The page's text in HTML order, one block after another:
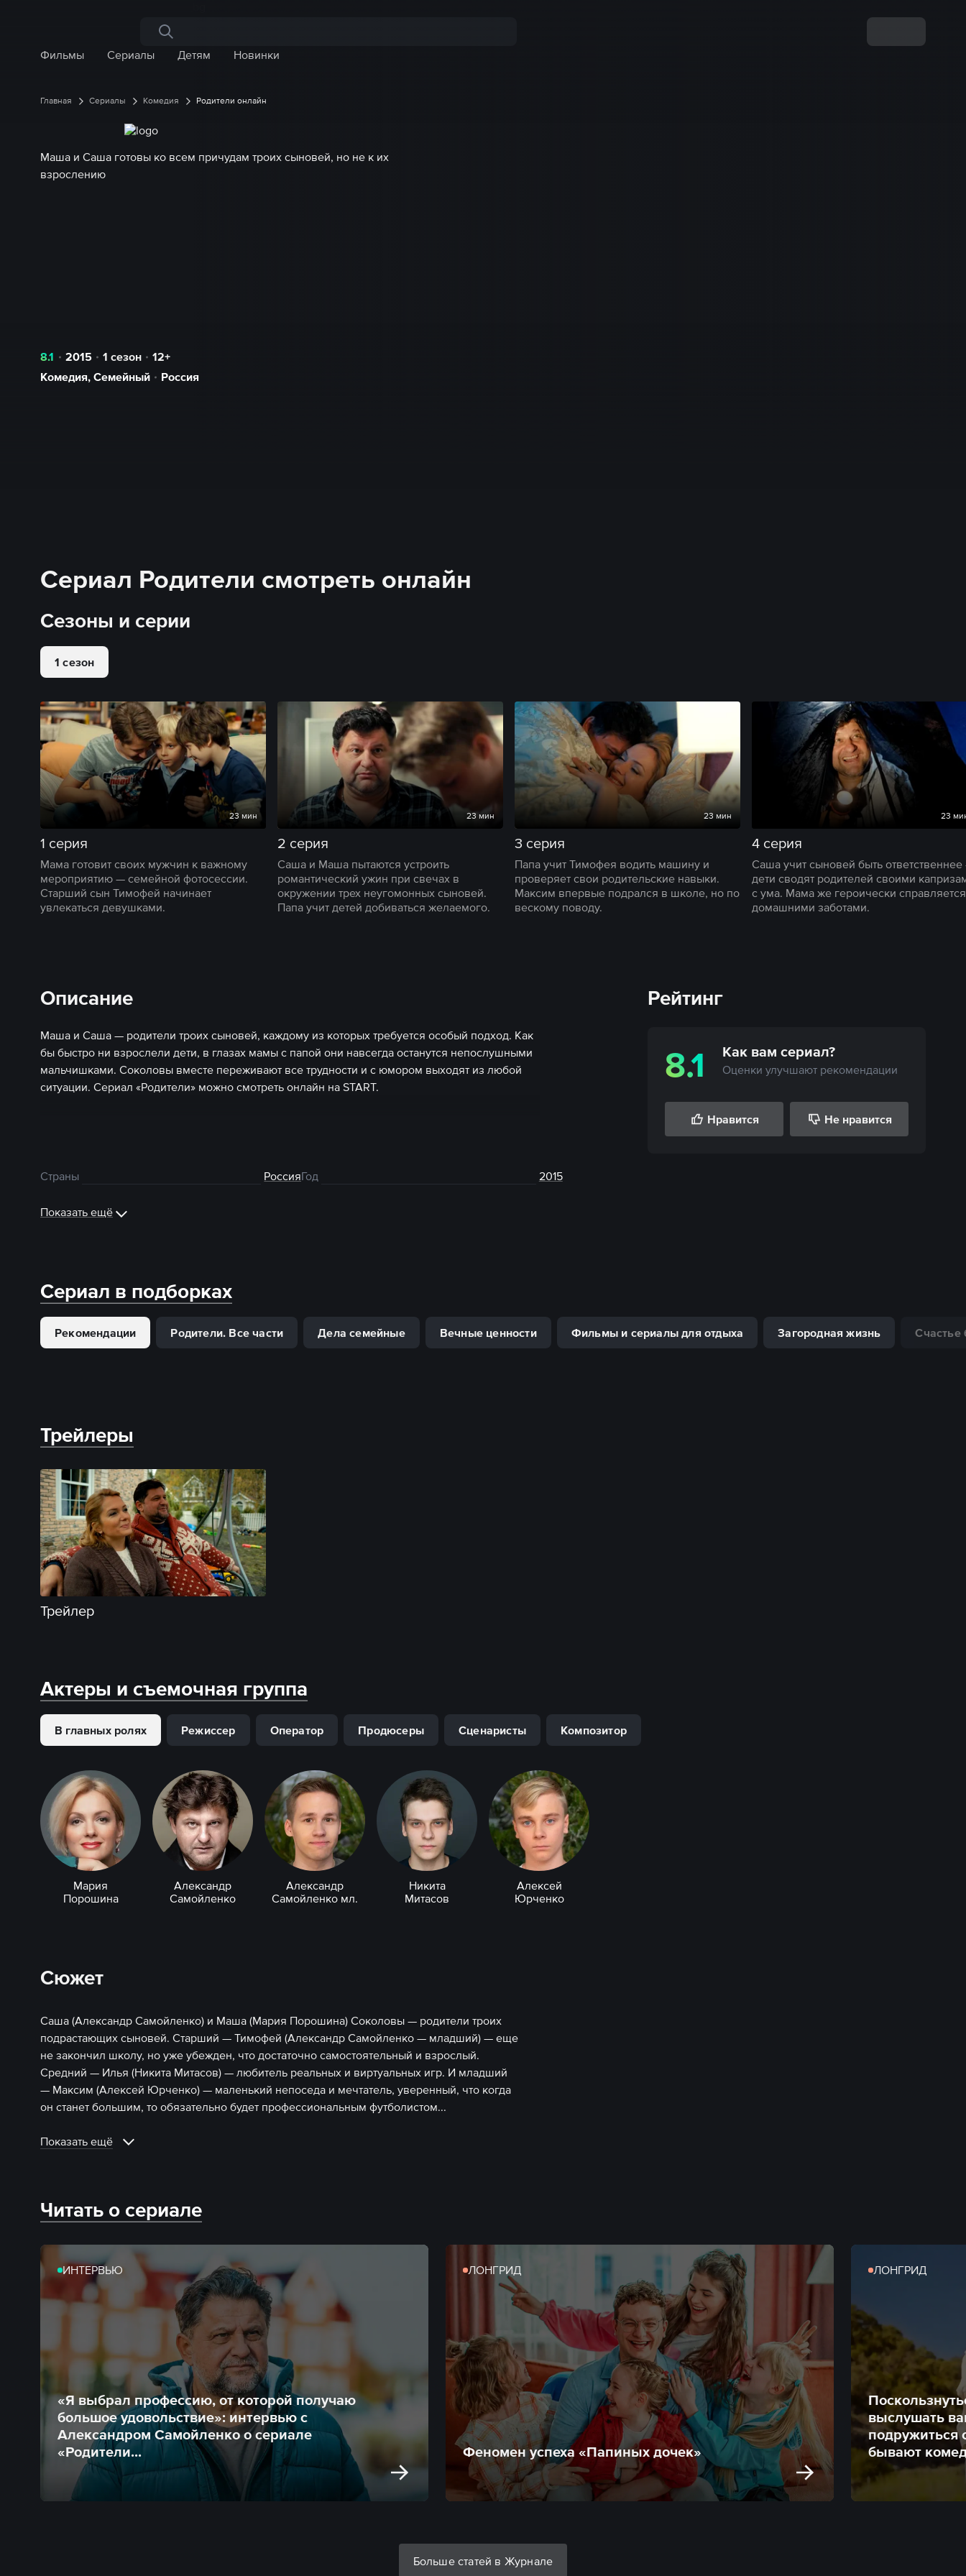
Поиск по сайту
Фильмы
Сериалы Детям Новинки
Главная Сериалы Комедия Родители онлайн
Маша и Саша готовы ко всем причудам троих сыновей, но не к их
взрослению
8.1 2015 1 сезон
12+
Комедия, Семейный Россия
Сериал Родители смотреть онлайн
Сезоны и серии
1 сезон
23 мин
1 серия
Мама готовит своих мужчин к важному
мероприятию — семейной фотосессии.
Старший сын Тимофей начинает
увлекаться девушками.
23 мин
2 серия
Саша и Маша пытаются устроить
романтический ужин при свечах в
окружении трех неугомонных сыновей.
Папа учит детей добиваться желаемого.
23 мин
3 серия
Папа учит Тимофея водить машину и
проверяет свои родительские навыки.
Максим впервые подрался в школе, но по
вескому поводу.
23
4 серия
Саша учит сыновей быть
дети сводят родителей своими
с ума. Мама же героически
домашними заботами.
Описание
​​Маша и Саша — родители троих сыновей, каждому из которых требуется особый подход. Как
бы быстро ни взрослели дети, в глазах мамы с папой они навсегда останутся непослушными
мальчишками. Соколовы вместе переживают все трудности и с юмором выходят из любой
ситуации. Сериал «Родители» можно смотреть онлайн на START.
Страны РоссияГод 2015
Показать ещё
Рейтинг
8.1 Как вам сериал?
Оценки улучшают рекомендации
Нравится Не нравится
Сериал в подборках
Рекомендации Родители. Все части Дела семейные Вечные ценности Фильмы и сериалы для отдыха Загородная жизнь Счастье
Трейлеры
Трейлер
Актеры и съемочная группа
В главных ролях Режиссер Оператор Продюсеры Сценаристы Композитор
Мария
Порошина
Александр
Самойленко
Александр
Самойленко мл.
Никита
Митасов
Алексей
Юрченко
Сюжет
Саша (Александр Самойленко) и Маша (Мария Порошина) Соколовы — родители троих
подрастающих сыновей. Старший — Тимофей (Александр Самойленко — младший) — еще
не закончил школу, но уже убежден, что достаточно самостоятельный и взрослый.
Средний — Илья (Никита Митасов) — любитель реальных и виртуальных игр. И младший
— Максим (Алексей Юрченко) — маленький непоседа и мечтатель, уверенный, что когда
он станет большим, то обязательно будет профессиональным футболистом...
Показать ещё
Читать о сериале
ИНТЕРВЬЮ
«Я выбрал профессию, от которой получаю
большое удовольствие»: интервью с
Александром Самойленко о сериале
«Родители...
ЛОНГРИД
Феномен успеха «Папиных дочек»
ЛОНГРИД
выслушать
подружиться
бывают
Больше статей в Журнале